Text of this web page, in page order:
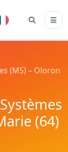
(MS) – Oloron
(64)